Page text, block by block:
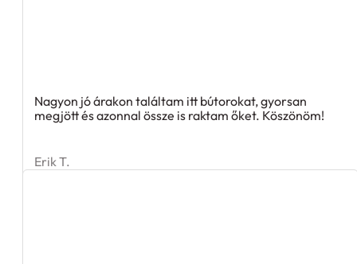
Nagyon jó árakon találtam itt bútorokat, gyorsan
megjött és azonnal össze is raktam őket. Köszönöm!
Erik T.